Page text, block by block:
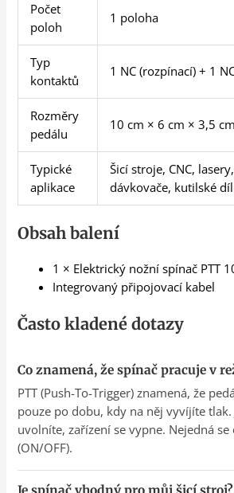
Počet
poloh
1 poloha
Typ
kontaktů
1 NC (rozpínací) + 1
Rozměry
pedálu
10 cm × 6 cm × 3,5 cm
Typické
aplikace
Šicí stroje, CNC,
dávkovače, kutilské
Obsah balení
1 × Elektrický nožní spínač PTT
Integrovaný připojovací kabel
Často kladené dotazy
Co znamená, že spínač pracuje v
PTT (Push-To-Trigger) znamená, že
pouze po dobu, kdy na něj vyvíjíte tlak.
uvolníte, zařízení se vypne. Nejedná se
(ON/OFF).